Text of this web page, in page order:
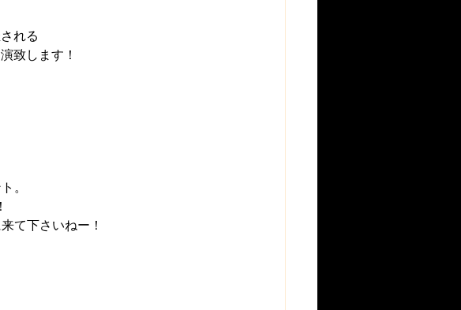
れる
致します！
。
て下さいねー！